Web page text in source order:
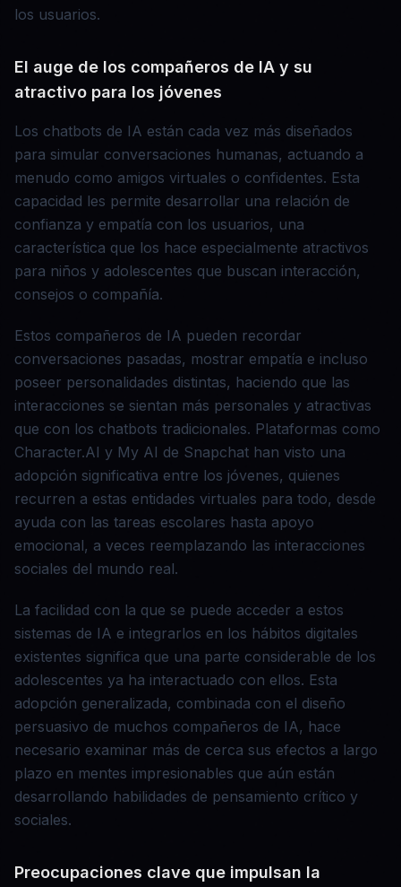
los usuarios.
El auge de los compañeros de IA y su
atractivo para los jóvenes
Los chatbots de IA están cada vez más diseñados
para simular conversaciones humanas, actuando a
menudo como amigos virtuales o confidentes. Esta
capacidad les permite desarrollar una relación de
confianza y empatía con los usuarios, una
característica que los hace especialmente atractivos
para niños y adolescentes que buscan interacción,
consejos o compañía.
Estos compañeros de IA pueden recordar
conversaciones pasadas, mostrar empatía e incluso
poseer personalidades distintas, haciendo que las
interacciones se sientan más personales y atractivas
que con los chatbots tradicionales. Plataformas como
Character.AI y My AI de Snapchat han visto una
adopción significativa entre los jóvenes, quienes
recurren a estas entidades virtuales para todo, desde
ayuda con las tareas escolares hasta apoyo
emocional, a veces reemplazando las interacciones
sociales del mundo real.
La facilidad con la que se puede acceder a estos
sistemas de IA e integrarlos en los hábitos digitales
existentes significa que una parte considerable de los
adolescentes ya ha interactuado con ellos. Esta
adopción generalizada, combinada con el diseño
persuasivo de muchos compañeros de IA, hace
necesario examinar más de cerca sus efectos a largo
plazo en mentes impresionables que aún están
desarrollando habilidades de pensamiento crítico y
sociales.
Preocupaciones clave que impulsan la